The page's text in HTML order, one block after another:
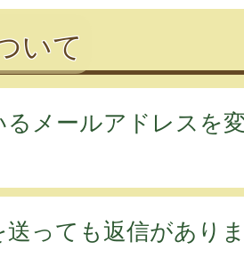
いて
るメールアドレスを
送っても返信があり